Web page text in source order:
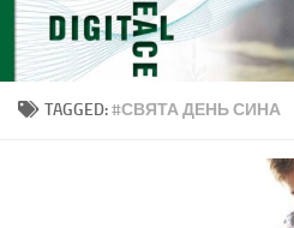
TAGGED:#СВЯТА ДЕНЬ СИНА